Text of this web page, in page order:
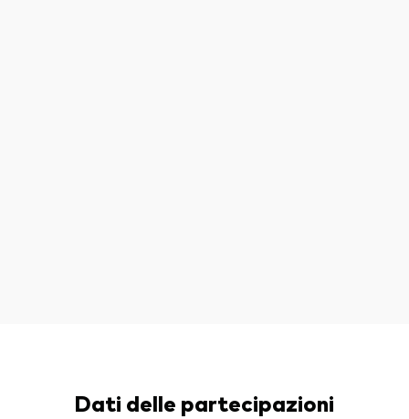
Dati delle partecipazioni